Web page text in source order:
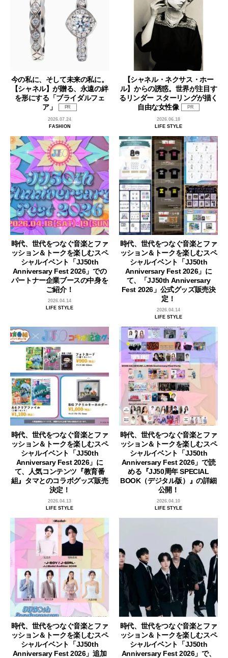
今の私に、そして未来の私に。
【シャネル】が贈る、永遠の絆
を形にする「ブライダルフェ
ア」
PR
2026.07.24
FASHION
【シャネル・ネクサス・ホー
ル】からの誘惑。世界が注目す
るリンダー スターリングが描く
自由な女性像
PR
2026.06.18
LIFE STYLE
時代、世代をつなぐ音楽とファ
ッション＆トークを楽しむスペ
シャルイベント「JJ50th
Anniversary Fest 2026」での
パートナー企業ブースの中身を
ご紹介！
2026.04.14
LIFE STYLE
時代、世代をつなぐ音楽とファ
ッション＆トークを楽しむスペ
シャルイベント「JJ50th
Anniversary Fest 2026」に
て、「JJ50th Anniversary
Fest 2026」公式グッズ販売決
定！
2026.04.14
LIFE STYLE
時代、世代をつなぐ音楽とファ
ッション＆トークを楽しむスペ
シャルイベント「JJ50th
Anniversary Fest 2026」に
て、人気コンテンツ『教育番
組』タマとのコラボグッズ販売
決定！
2026.04.13
LIFE STYLE
時代、世代をつなぐ音楽とファ
ッション＆トークを楽しむスペ
シャルイベント「JJ50th
Anniversary Fest 2026」で読
める『JJ50周年 SPECIAL
BOOK（デジタル版）』の詳細
公開！
2026.04.10
LIFE STYLE
時代、世代をつなぐ音楽とファ
ッション＆トークを楽しむスペ
シャルイベント「JJ50th
Anniversary Fest 2026」追加
時代、世代をつなぐ音楽とファ
ッション＆トークを楽しむスペ
シャルイベント「JJ50th
Anniversary Fest 2026」で、